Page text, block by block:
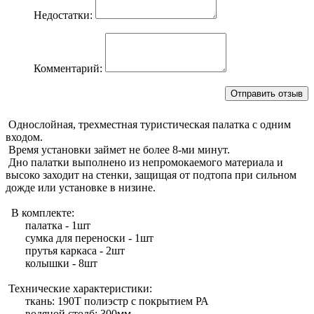
Недостатки:
Комментарий:
Однослойная, трехместная туристическая палатка с одним
входом.
Время установки займет не более 8-ми минут.
Дно палатки выполнено из непромокаемого материала и
высоко заходит на стенки, защищая от подтопа при сильном
дожде или установке в низине.
В комплекте:
палатка - 1шт
сумка для переноски - 1шт
прутья каркаса - 2шт
колышки - 8шт
Технические характеристики:
ткань: 190Т полиэстр с покрытием РА